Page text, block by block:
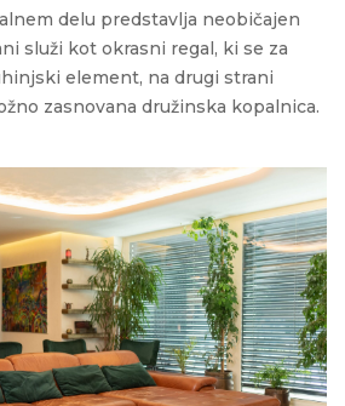
delu predstavlja neobičajen
služi kot okrasni regal, ki se za
element, na drugi strani
zasnovana družinska kopalnica.